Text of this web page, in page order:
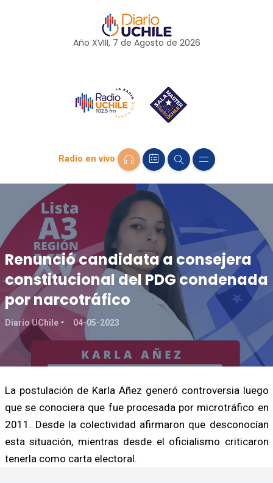
Año XVIII, 7 de Agosto de 2026
Radio en vivo
Renunció candidata a consejera
constitucional del PDG condenada
por narcotráfico
Diario UChile 04-05-2023
La postulación de Karla Añez generó controversia luego
que se conociera que fue procesada por microtráfico en
2011. Desde la colectividad afirmaron que desconocían
esta situación, mientras desde el oficialismo criticaron
tenerla como carta electoral.